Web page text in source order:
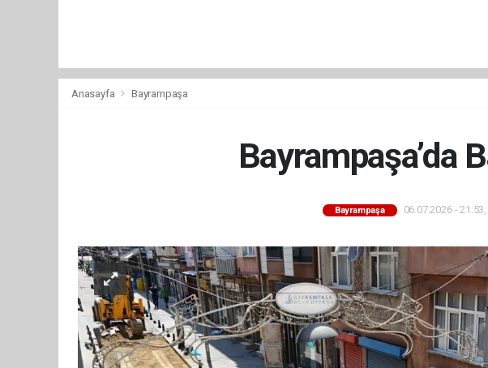
Anasayfa Bayrampaşa
Bayrampaşa’da
Bayrampaşa 06.07.2026 -